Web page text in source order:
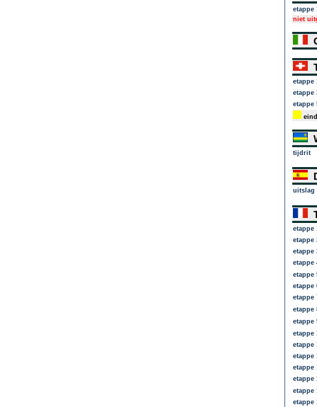
etappe
niet
etappe
etappe
etappe
tijdrit
uitslag
etappe
etappe
etappe
etappe
etappe
etappe
etappe
etappe
etappe
etappe
etappe
etappe
etappe
etappe
etappe
etappe